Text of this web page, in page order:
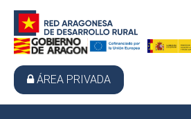
ÁREA PRIVADA